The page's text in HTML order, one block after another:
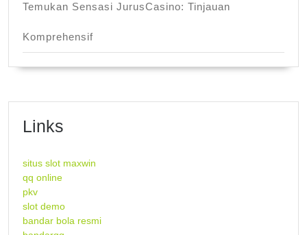
Temukan Sensasi JurusCasino: Tinjauan
Komprehensif
Links
situs slot maxwin
qq online
pkv
slot demo
bandar bola resmi